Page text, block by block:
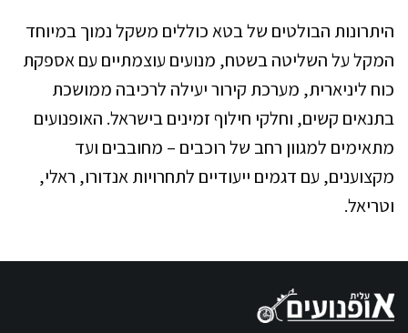
היתרונות הבולטים של בטא כוללים משקל נמוך במיוחד
המקל על השליטה בשטח, מנועים עוצמתיים עם אספקת
כוח ליניארית, מערכת קירור יעילה לרכיבה ממושכת
בתנאים קשים, וחלקי חילוף זמינים בישראל. האופנועים
מתאימים למגוון רחב של רוכבים – מחובבים ועד
מקצוענים, עם דגמים ייעודיים לתחרויות אנדורו, ראלי,
וטריאל.